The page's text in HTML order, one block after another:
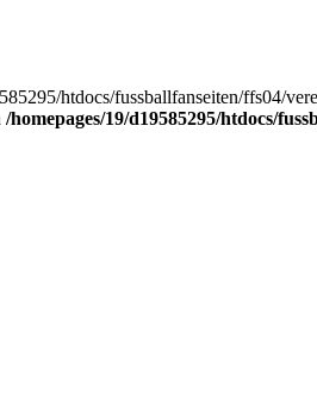
htdocs/fussballfanseiten/ffs04/
/homepages/19/d19585295/htdocs/